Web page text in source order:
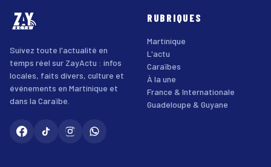
Suivez toute l'actualité en
temps réel sur ZayActu : infos
locales, faits divers, culture et
événements en Martinique et
dans la Caraïbe.
RUBRIQUES
Martinique
L'actu
Caraïbes
À la une
France & Internationale
Guadeloupe & Guyane